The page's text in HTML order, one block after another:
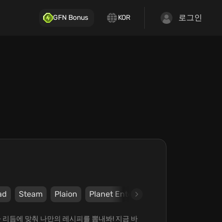
GFN Bonus KOR 로그인
Steam Plaion Planet Entertainment LLC
듬에 맞춰 나만의 레시피를 뽐내봐! 지금 바